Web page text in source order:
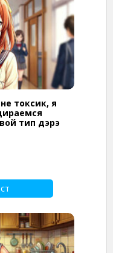
токсик, я
тип дэрэ